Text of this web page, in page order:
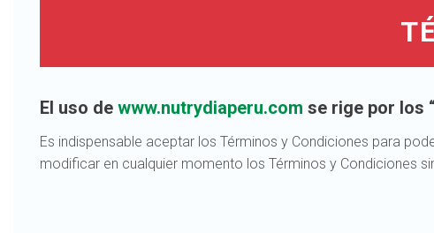
El uso de www.nutrydiaperu.com se rige por los
Es indispensable aceptar los Términos y Condiciones para
modificar en cualquier momento los Términos y Condiciones